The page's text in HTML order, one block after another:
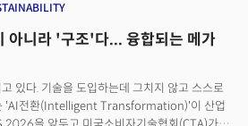
니라 '구조'다... 융합되는 메가
있다. 기술을 도입하는데 그치지 않고 스스로
'AI전환(Intelligent Transformation)'이 산업